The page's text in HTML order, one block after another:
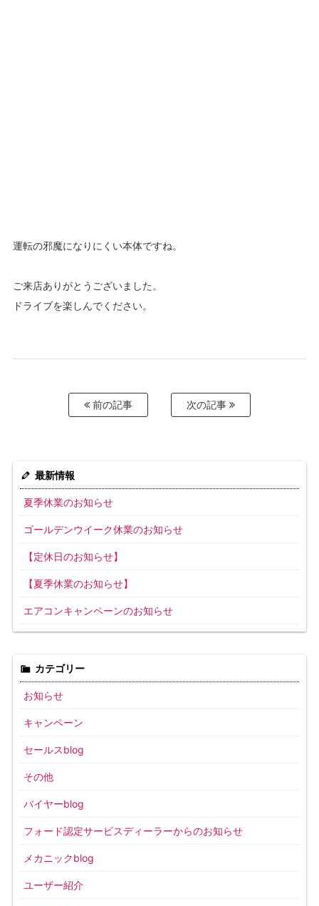
運転の邪魔になりにくい本体ですね。
ご来店ありがとうございました。
ドライブを楽しんでください。
前の記事 次の記事
最新情報
夏季休業のお知らせ
ゴールデンウイーク休業のお知らせ
【定休日のお知らせ】
【夏季休業のお知らせ】
エアコンキャンペーンのお知らせ
カテゴリー
お知らせ
キャンペーン
セールスblog
その他
バイヤーblog
フォード認定サービスディーラーからのお知らせ
メカニックblog
ユーザー紹介